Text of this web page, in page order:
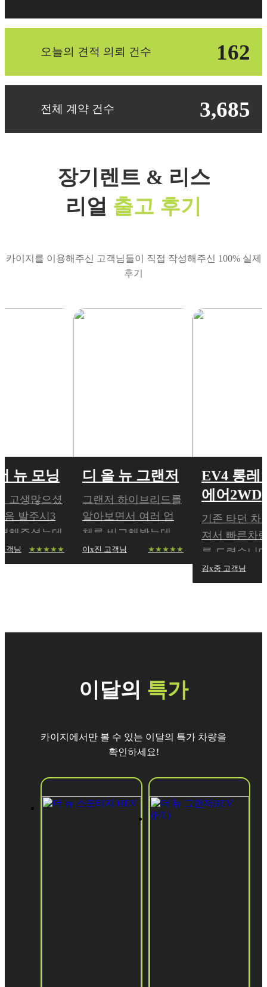
오늘의 견적 의뢰 건수 162
전체 계약 건수 3,685
장기렌트 & 리스
리얼 출고 후기
카이지를 이용해주신 고객님들이 직접 작성해주신 100% 실제
후기
닝
으셨
시3
는데
지
랙
디 올 뉴 그랜저
그랜저 하이브리드를
알아보면서 여러 업
체를 비교해봤는데,
카이지오토에서 가장
만족스러운 조건을
이x진 고객님 ★★★★★
EV4 롱레인지
에어2WD
기존 타던 차량이 퍼
져서 빠른차량 문의
를 드렸습니다 제 상
황 이용거리 등을 고
려해서 전기차로 추
김x중 고객님 ★★★★★
이달의 특가
카이지에서만 볼 수 있는 이달의 특가 차량을
확인하세요!